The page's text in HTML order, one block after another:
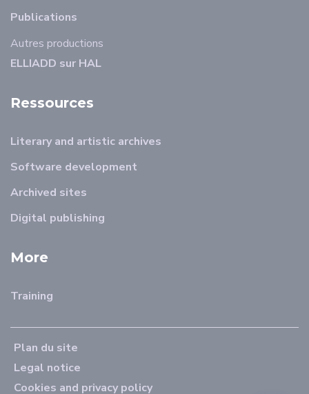
Publications
Autres productions
ELLIADD sur HAL
Ressources
Literary and artistic archives
Software development
Archived sites
Digital publishing
More
Training
Plan du site
Legal notice
Cookies and privacy policy